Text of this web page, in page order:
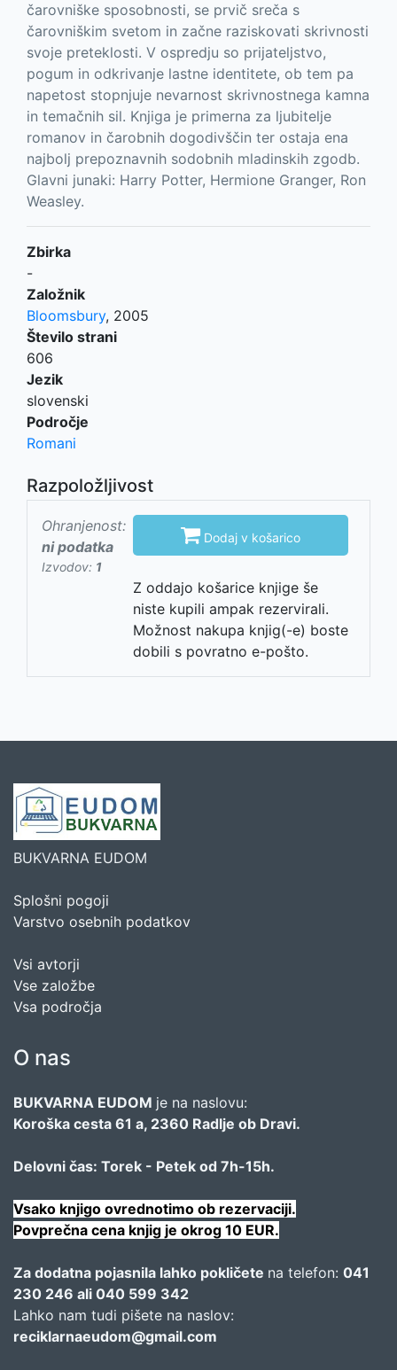
čarovniške sposobnosti, se prvič sreča s
čarovniškim svetom in začne raziskovati skrivnosti
svoje preteklosti. V ospredju so prijateljstvo,
pogum in odkrivanje lastne identitete, ob tem pa
napetost stopnjuje nevarnost skrivnostnega kamna
in temačnih sil. Knjiga je primerna za ljubitelje
romanov in čarobnih dogodivščin ter ostaja ena
najbolj prepoznavnih sodobnih mladinskih zgodb.
Glavni junaki: Harry Potter, Hermione Granger, Ron
Weasley.
Zbirka
-
Založnik
Bloomsbury, 2005
Število strani
606
Jezik
slovenski
Področje
Romani
Razpoložljivost
Ohranjenost:
ni podatka
Izvodov: 1
 Dodaj v košarico
Z oddajo košarice knjige še
niste kupili ampak rezervirali.
Možnost nakupa knjig(-e) boste
dobili s povratno e-pošto.
BUKVARNA EUDOM
Splošni pogoji
Varstvo osebnih podatkov
Vsi avtorji
Vse založbe
Vsa področja
O nas
BUKVARNA EUDOM je na naslovu:
Koroška cesta 61 a, 2360 Radlje ob Dravi.
Delovni čas: Torek - Petek od 7h-15h.
Vsako knjigo ovrednotimo ob rezervaciji.
Povprečna cena knjig je okrog 10 EUR.
Za dodatna pojasnila lahko pokličete na telefon: 041
230 246 ali 040 599 342
Lahko nam tudi pišete na naslov:
reciklarnaeudom@gmail.com